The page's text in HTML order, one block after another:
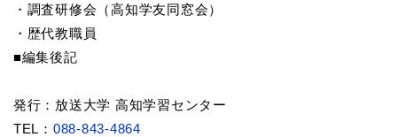
・調査研修会（高知学友同窓会）
・歴代教職員
■編集後記
発行：放送大学 高知学習センター
TEL： 088-843-4864